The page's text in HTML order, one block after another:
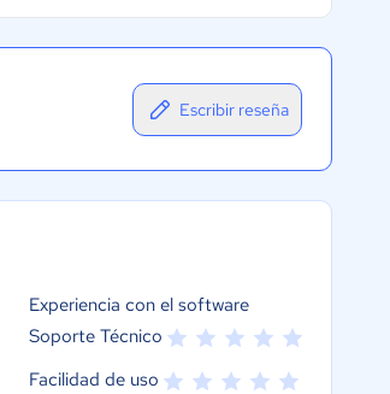
Escribir reseña
Experiencia con el software
Soporte Técnico
Facilidad de uso